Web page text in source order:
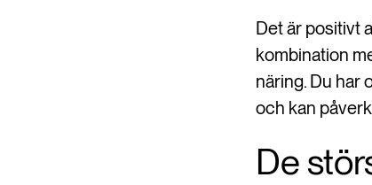
Det är positivt
kombination
näring. Du har
och kan
De